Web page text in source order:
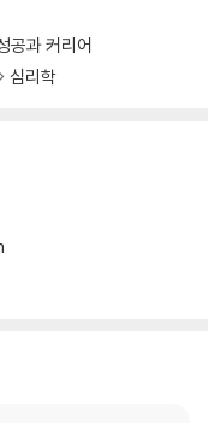
to overcoming a cha
it is on the sports fiel
table. Yet, the prevaili
words, the old m
who coaches Olympi
In Do Hard Thing
attention, and cre
be the true indicatio
공과 커리어
심리학